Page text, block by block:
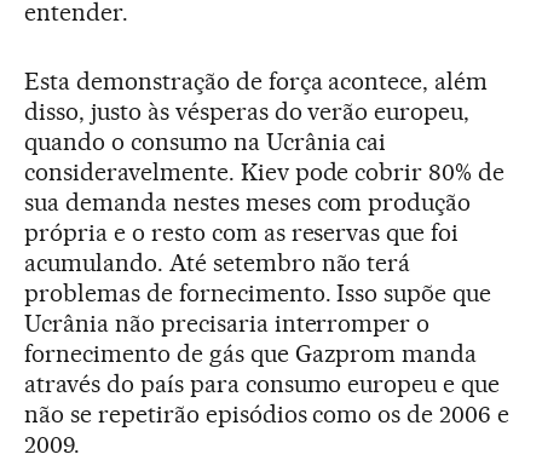
entender.
Esta demonstração de força acontece, além
disso, justo às vésperas do verão europeu,
quando o consumo na Ucrânia cai
consideravelmente. Kiev pode cobrir 80% de
sua demanda nestes meses com produção
própria e o resto com as reservas que foi
acumulando. Até setembro não terá
problemas de fornecimento. Isso supõe que
Ucrânia não precisaria interromper o
fornecimento de gás que Gazprom manda
através do país para consumo europeu e que
não se repetirão episódios como os de 2006 e
2009.